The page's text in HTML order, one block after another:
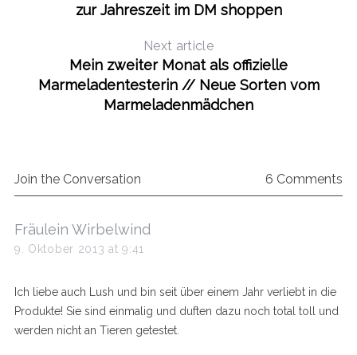
zur Jahreszeit im DM shoppen
Next article
Mein zweiter Monat als offizielle
Marmeladentesterin // Neue Sorten vom
Marmeladenmädchen
Join the Conversation 6 Comments
s
a
s
:
Fräulein Wirbelwind
9. Oktober 2013 at 9:41
Ich liebe auch Lush und bin seit über einem Jahr verliebt in die
Produkte! Sie sind einmalig und duften dazu noch total toll und
werden nicht an Tieren getestet.